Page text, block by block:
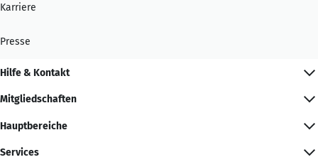
Karriere
Presse
Hilfe & Kontakt
Mitgliedschaften
Hauptbereiche
Services